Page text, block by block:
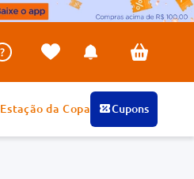
Estação da Copa Cupons